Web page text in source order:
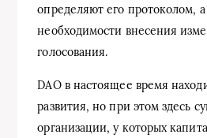
определяют его протоколом, а
необходимости внесения
голосования.
DAO в настоящее время
развития, но при этом здесь
организации, у которых